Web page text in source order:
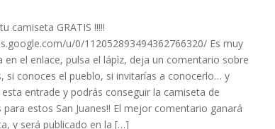
camiseta GRATIS !!!!!
u/0/112052893494362766320/ Es muy
en el enlace, pulsa el lápìz, deja un comentario sobre
si conoces el pueblo, si invitarías a conocerlo… y
entrade y podrás conseguir la camiseta de
para estos San Juanes!! El mejor comentario ganará
y será publicado en la […]